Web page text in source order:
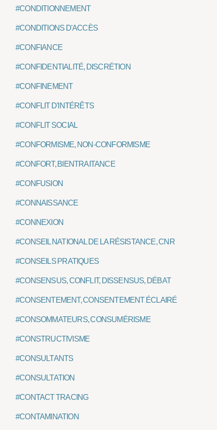
#CONDITIONNEMENT
#CONDITIONS D'ACCÈS
#CONFIANCE
#CONFIDENTIALITÉ, DISCRÉTION
#CONFINEMENT
#CONFLIT D'INTÉRÊTS
#CONFLIT SOCIAL
#CONFORMISME, NON-CONFORMISME
#CONFORT, BIENTRAITANCE
#CONFUSION
#CONNAISSANCE
#CONNEXION
#CONSEIL NATIONAL DE LA RÉSISTANCE, CNR
#CONSEILS PRATIQUES
#CONSENSUS, CONFLIT, DISSENSUS, DÉBAT
#CONSENTEMENT, CONSENTEMENT ÉCLAIRÉ
#CONSOMMATEURS, CONSUMÉRISME
#CONSTRUCTIVISME
#CONSULTANTS
#CONSULTATION
#CONTACT TRACING
#CONTAMINATION